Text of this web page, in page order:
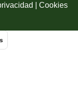
| Cookies